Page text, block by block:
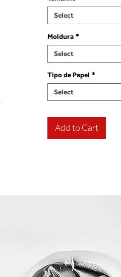
Select
Moldura *
Select
Tipo de Papel *
Select
Add to Cart